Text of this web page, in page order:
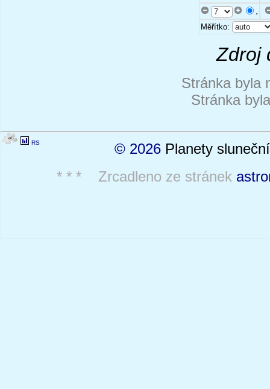
.
Měřítko:
Zdroj
Stránka byla
Stránka
RS © 2026 Planety
* * * Zrcadleno ze stránek